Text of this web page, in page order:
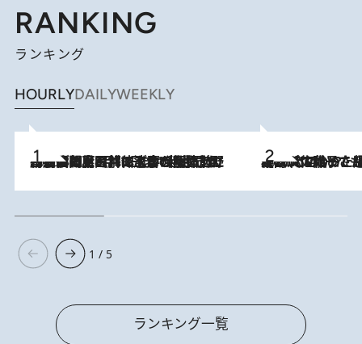
RANKING
ランキング
HOURLYDAILYWEEKLY
2026.8.8
「最後に見られてよかった」上野動物園の東園パンダ舎が解体前に特別公開。8月16日まで延長されたパネル展と共に辿る“半世紀”のパンダ飼育《解体工事の図面あり》 2026.8.5
【阿川佐和子さんの年とる力】なぜ70代で始めた趣味は“こんなに楽しい”のか？ ピアノ、俳句…スランプに陥っても続けられる“ある秘訣”とは
1 / 5
ランキング一覧